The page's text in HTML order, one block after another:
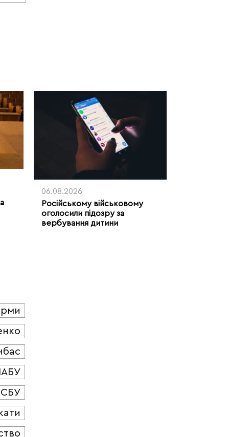
06.08.2026
Російському військовому
оголосили підозру за
вербування дитини
СБУ